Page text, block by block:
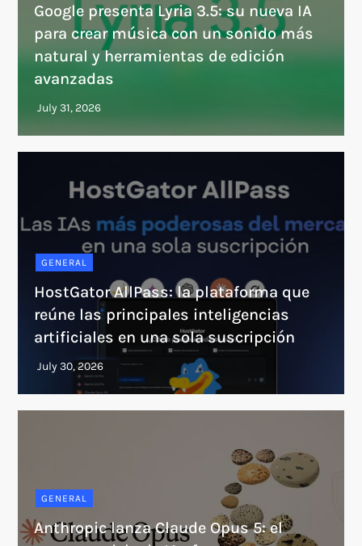
Google presenta Lyria 3.5: su nueva IA
para crear música con un sonido más
natural y herramientas de edición
avanzadas
GENERAL
HostGator AllPass: la plataforma que
reúne las principales inteligencias
artificiales en una sola suscripción
GENERAL
Anthropic lanza Claude Opus 5: el